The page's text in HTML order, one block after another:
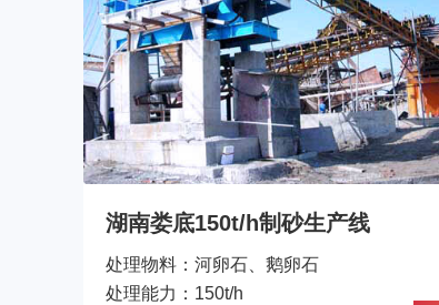
湖南娄底150t/h制砂生产线
处理物料： 河卵石、鹅卵石
处理能力： 150t/h